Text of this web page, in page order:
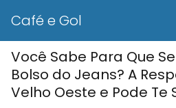
Café e Gol
Você Sabe Para Que
Bolso do Jeans? A
Velho Oeste e Pode Te